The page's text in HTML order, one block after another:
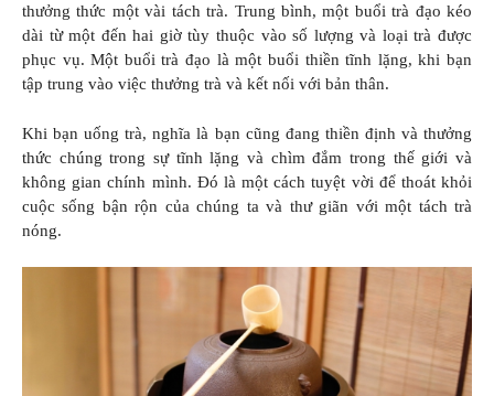
thưởng thức một vài tách trà. Trung bình, một buổi trà đạo kéo
dài từ một đến hai giờ tùy thuộc vào số lượng và loại trà được
phục vụ. Một buổi trà đạo là một buổi thiền tĩnh lặng, khi bạn
tập trung vào việc thưởng trà và kết nối với bản thân.
Khi bạn uống trà, nghĩa là bạn cũng đang thiền định và thưởng
thức chúng trong sự tĩnh lặng và chìm đắm trong thế giới và
không gian chính mình. Đó là một cách tuyệt vời để thoát khỏi
cuộc sống bận rộn của chúng ta và thư giãn với một tách trà
nóng.